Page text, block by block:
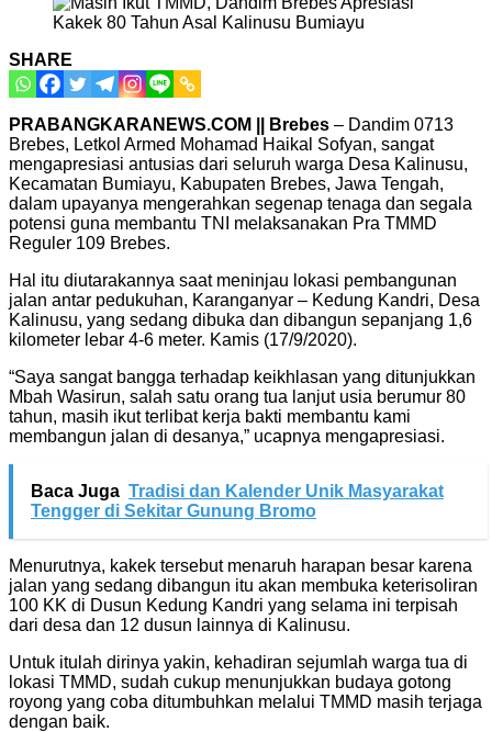
SHARE
PRABANGKARANEWS.COM || Brebes – Dandim 0713
Brebes, Letkol Armed Mohamad Haikal Sofyan, sangat
mengapresiasi antusias dari seluruh warga Desa Kalinusu,
Kecamatan Bumiayu, Kabupaten Brebes, Jawa Tengah,
dalam upayanya mengerahkan segenap tenaga dan segala
potensi guna membantu TNI melaksanakan Pra TMMD
Reguler 109 Brebes.
Hal itu diutarakannya saat meninjau lokasi pembangunan
jalan antar pedukuhan, Karanganyar – Kedung Kandri, Desa
Kalinusu, yang sedang dibuka dan dibangun sepanjang 1,6
kilometer lebar 4-6 meter. Kamis (17/9/2020).
“Saya sangat bangga terhadap keikhlasan yang ditunjukkan
Mbah Wasirun, salah satu orang tua lanjut usia berumur 80
tahun, masih ikut terlibat kerja bakti membantu kami
membangun jalan di desanya,” ucapnya mengapresiasi.
Baca Juga Tradisi dan Kalender Unik Masyarakat
Tengger di Sekitar Gunung Bromo
Menurutnya, kakek tersebut menaruh harapan besar karena
jalan yang sedang dibangun itu akan membuka keterisoliran
100 KK di Dusun Kedung Kandri yang selama ini terpisah
dari desa dan 12 dusun lainnya di Kalinusu.
Untuk itulah dirinya yakin, kehadiran sejumlah warga tua di
lokasi TMMD, sudah cukup menunjukkan budaya gotong
royong yang coba ditumbuhkan melalui TMMD masih terjaga
dengan baik.